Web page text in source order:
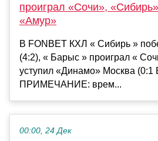
проиграл «Сочи»,
«Амур»
В FONBET КХЛ « Сибирь »
(4:2), « Барыс » проиграл «
уступил «Динамо» Москва (0:1
ПРИМЕЧАНИЕ: врем...
00:00, 24 Дек